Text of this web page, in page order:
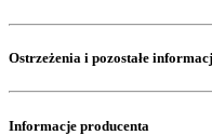
Ostrzeżenia i pozostałe
Informacje producenta